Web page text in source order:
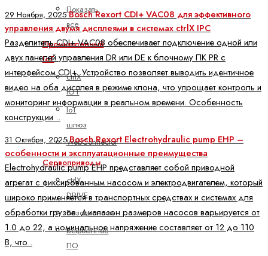
Показать
все
Промышленный
IoT
ctrlX
IOT
IoT
шлюз
WebConnector
Сервоприводы
ctrlX
DRIVE
Безопасность
Встроенное
ПО
29 Ноября, 2025Bosch Rexort CDI+ VAC08 для эффективного
управления двумя дисплеями в системах ctrlX IPC
Разделитель CDI+ VAC08 обеспечивает подключение одной или
двух панелей управления DR или DE к блочному ПК PR с
интерфейсом CDI+. Устройство позволяет выводить идентичное
видео на оба дисплея в режиме клона, что упрощает контроль и
мониторинг информации в реальном времени. Особенность
конструкции ..
31 Октября, 2025Bosch Rexort Electrohydraulic pump EHP –
особенности и эксплуатационные преимущества
Electrohydraulic pump EHP представляет собой приводной
агрегат с фиксированным насосом и электродвигателем, который
широко применяется в транспортных средствах и системах для
обработки грузов. Диапазон размеров насосов варьируется от
1.0 до 22, а номинальное напряжение составляет от 12 до 110
В, что..